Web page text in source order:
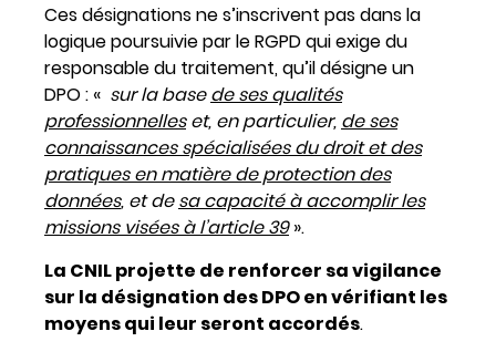
Ces désignations ne s’inscrivent pas dans la
logique poursuivie par le RGPD qui exige du
responsable du traitement, qu’il désigne un
DPO : « sur la basede ses qualités
professionnelleset, en particulier, de ses
connaissances spécialisées du droit et des
pratiques en matière de protection des
données, et desa capacité à accomplir les
missions visées à l’article 39».
La CNIL projette de renforcer sa vigilance
sur la désignation des DPO en vérifiant les
moyens qui leur seront accordés.